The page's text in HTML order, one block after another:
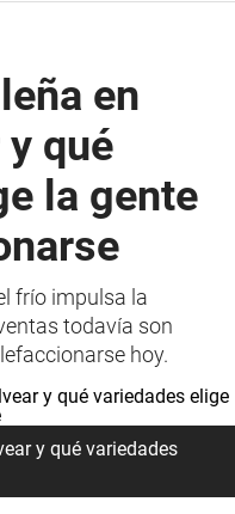
en
qué
la gente
frío impulsa la
todavía son
hoy.
y qué variedades